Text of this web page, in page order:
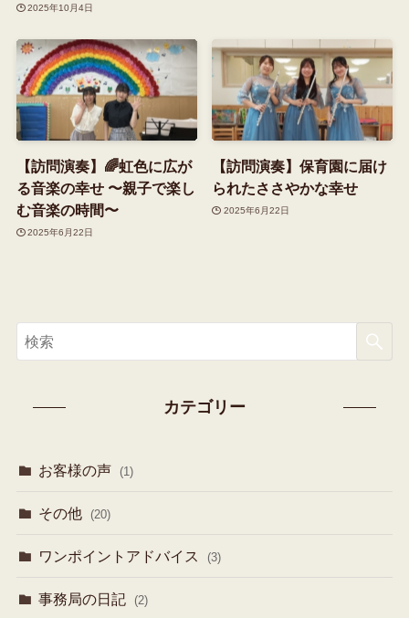
2025年10月4日
【訪問演奏】🌈虹色に広が
る音楽の幸せ 〜親子で楽し
む音楽の時間〜
2025年6月22日
【訪問演奏】保育園に届け
られたささやかな幸せ
2025年6月22日
カテゴリー
お客様の声 (1)
その他 (20)
ワンポイントアドバイス (3)
事務局の日記 (2)